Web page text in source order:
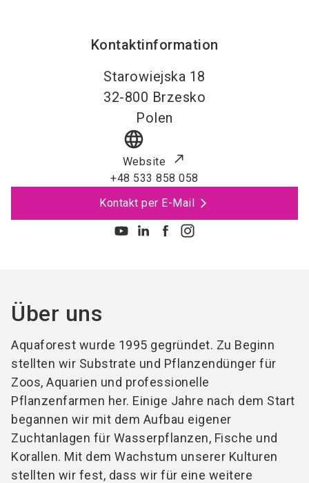
Kontaktinformation
Starowiejska 18
32-800 Brzesko
Polen
language
Website
+48 533 858 058
Kontakt per E-Mail
Über uns
Aquaforest wurde 1995 gegründet. Zu Beginn
stellten wir Substrate und Pflanzendünger für
Zoos, Aquarien und professionelle
Pflanzenfarmen her. Einige Jahre nach dem Start
begannen wir mit dem Aufbau eigener
Zuchtanlagen für Wasserpflanzen, Fische und
Korallen. Mit dem Wachstum unserer Kulturen
stellten wir fest, dass wir für eine weitere